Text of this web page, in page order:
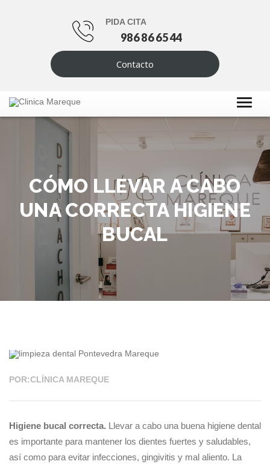
PIDA CITA
986 86 65 44
Contacto
CÓMO LLEVAR A CABO
UNA CORRECTA HIGIENE
BUCAL
POR:CLÍNICA MAREQUE
Higiene bucal correcta. Llevar a cabo una buena higiene dental
es importante para mantener los dientes fuertes y saludables,
así como para evitar infecciones, gingivitis y mal aliento. La